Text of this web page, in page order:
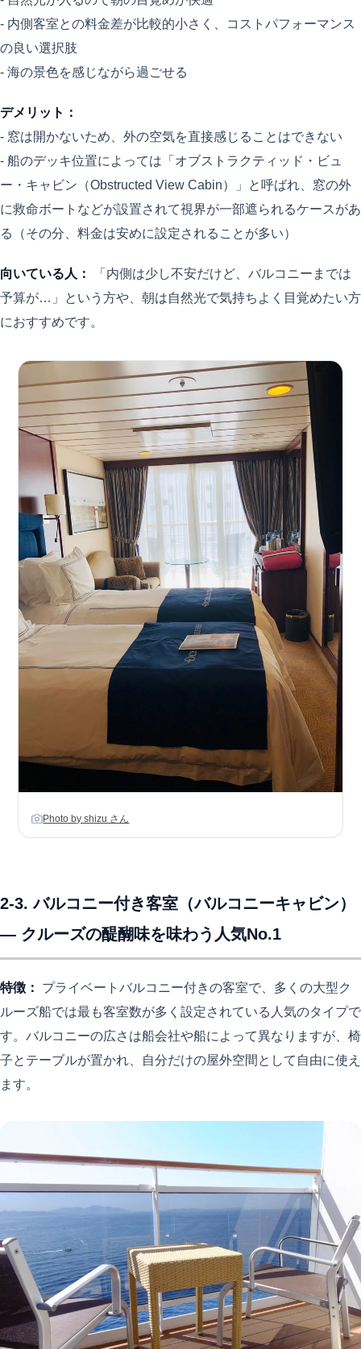
- 内側客室との料金差が比較的小さく、コストパフォーマンス
の良い選択肢
- 海の景色を感じながら過ごせる
デメリット：
- 窓は開かないため、外の空気を直接感じることはできない
- 船のデッキ位置によっては「オブストラクティッド・ビュ
ー・キャビン（Obstructed View Cabin）」と呼ばれ、窓の外
に救命ボートなどが設置されて視界が一部遮られるケースがあ
る（その分、料金は安めに設定されることが多い）
向いている人：
「内側は少し不安だけど、バルコニーまでは
予算が…」という方や、朝は自然光で気持ちよく目覚めたい方
におすすめです。
Photo by shizu さん
2-3. バルコニー付き客室（バルコニーキャビン）
— クルーズの醍醐味を味わう人気No.1
特徴：
プライベートバルコニー付きの客室で、多くの大型ク
ルーズ船では最も客室数が多く設定されている人気のタイプで
す。バルコニーの広さは船会社や船によって異なりますが、椅
子とテーブルが置かれ、自分だけの屋外空間として自由に使え
ます。